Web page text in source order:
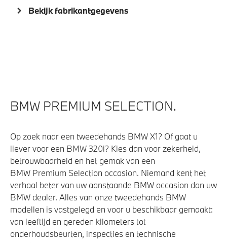
Bekijk fabrikantgegevens
BMW PREMIUM SELECTION.
Op zoek naar een tweedehands BMW X1? Of gaat u
liever voor een BMW 320i? Kies dan voor zekerheid,
betrouwbaarheid en het gemak van een
BMW Premium Selection occasion. Niemand kent het
verhaal beter van uw aanstaande BMW occasion dan uw
BMW dealer. Alles van onze tweedehands BMW
modellen is vastgelegd en voor u beschikbaar gemaakt:
van leeftijd en gereden kilometers tot
onderhoudsbeurten, inspecties en technische